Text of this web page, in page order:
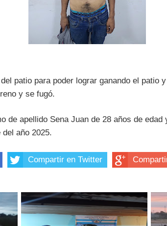
patio para poder lograr ganando el patio
y se fugó.
de apellido Sena Juan de 28 años de edad
año 2025.
Compartir en Twitter